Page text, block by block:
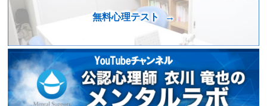
無料心理テスト